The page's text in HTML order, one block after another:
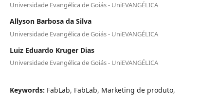
Universidade Evangélica de Goiás - UniEVANGÉLICA
Allyson Barbosa da Silva
Universidade Evangélica de Goiás - UniEVANGÉLICA
Luiz Eduardo Kruger Dias
Universidade Evangélica de Goiás - UniEVANGÉLICA
Keywords: FabLab, FabLab, Marketing de produto,